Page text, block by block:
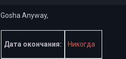
Gosha Anyway,
Дата окончания: Никогда